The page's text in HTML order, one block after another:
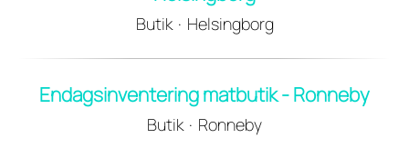
Butik · Helsingborg
Endagsinventering matbutik - Ronneby
Butik · Ronneby